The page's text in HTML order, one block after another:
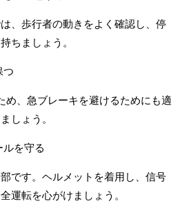
、歩行者の動きをよく確認し、停
ちましょう。
つ
め、急ブレーキを避けるためにも適
しょう。
を守る
です。ヘルメットを着用し、信号
運転を心がけましょう。